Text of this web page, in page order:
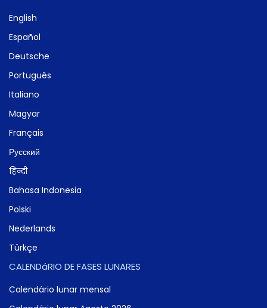
English
Español
Deutsche
Português
Italiano
Magyar
Français
Русский
हिन्दी
Bahasa Indonesia
Polski
Nederlands
Türkçe
CALENDáRIO DE FASES LUNARES
Calendário lunar mensal